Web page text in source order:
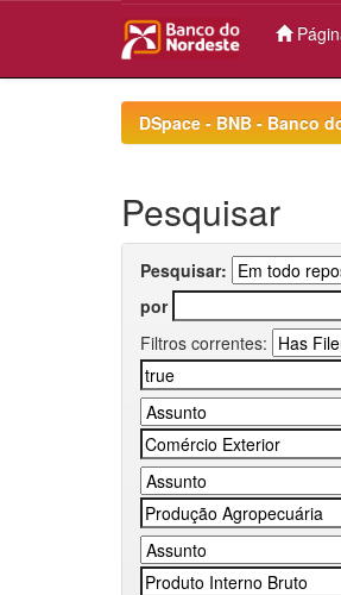
DSpace - BNB - Banco
Pesquisar
Pesquisar:
por
Filtros correntes: